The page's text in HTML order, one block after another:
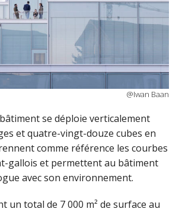
@Iwan Baan
se déploie verticalement
et quatre-vingt-douze cubes en
comme référence les courbes
gallois et permettent au bâtiment
avec son environnement.
un total de 7 000 m² de surface au